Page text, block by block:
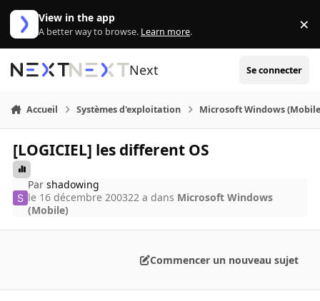
Aller au contenu
View in the app
A better way to browse. Learn more. ×
Next Se connecter
Accueil Systèmes d'exploitation Microsoft Windows
[LOGICIEL] les different OS
Parshadowing
le 16 décembre 200322 a dans Microsoft Windows
(Mobile)
Commencer un nouveau sujet